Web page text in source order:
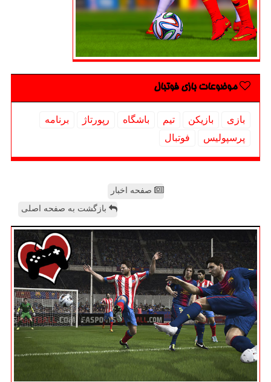
موضوعات بازی فوتبال
بازی بازیكن تیم باشگاه رپورتاژ
برنامه
پرسپولیس
فوتبال
صفحه اخبار
بازگشت به صفحه اصلی